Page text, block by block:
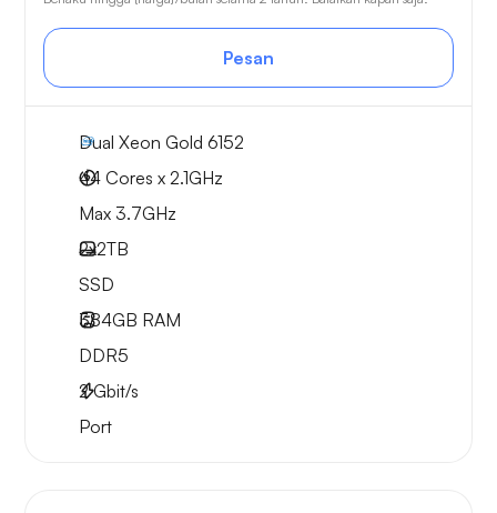
Pesan
Dual Xeon Gold 6152
44 Cores x 2.1GHz
Max 3.7GHz
2x2TB
SSD
384GB RAM
DDR5
2Gbit/s
Port